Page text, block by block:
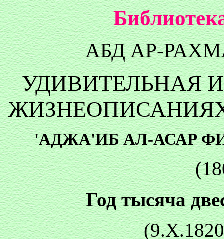
АБД АР-
УДИВИТЕЛЬНАЯ
'АДЖА'ИБ АЛ-АСАР
Год тысяча